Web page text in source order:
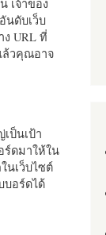
เจ้าของ
นดับเว็บ
URL ที่
ล้วคุณอาจ
ป็นเป้า
ร์ดมาให้ใน
นเว็บไซต์
บอร์ดได้